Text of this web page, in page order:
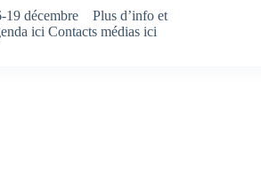
19 décembre Plus d’info et
ici Contacts médias ici